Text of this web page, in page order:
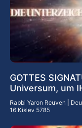
GOTTES
Universum, um
Rabbi Yaron Reuven |
16 Kislev 5785